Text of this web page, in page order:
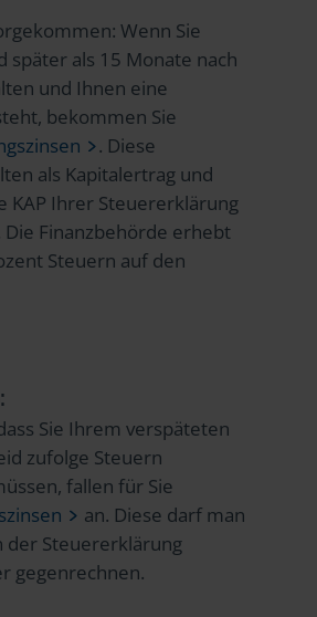
Wenn Sie
später als 15 Monate nach
und Ihnen eine
bekommen Sie
. Diese
als Kapitalertrag und
KAP Ihrer Steuererklärung
Finanzbehörde erhebt
Steuern auf den
Sie Ihrem verspäteten
zufolge Steuern
fallen für Sie
an. Diese darf man
der Steuererklärung
gegenrechnen.